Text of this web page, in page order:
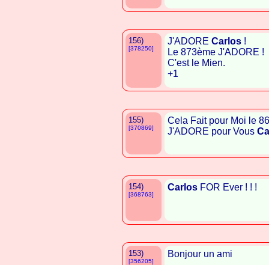
156)
[378250]
J'ADORE Carlos !
Le 873ème J'ADORE !
C'est le Mien.
+1
155)
[370869]
Cela Fait pour Moi le
J'ADORE pour Vous
154)
[368763]
Carlos FOR Ever ! ! !
153)
[356205]
Bonjour un ami